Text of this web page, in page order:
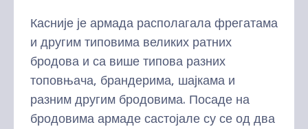
Касније је армада располагала фрегатама
и другим типовима великих ратних
бродова и са више типова разних
топовњача, брандерима, шајкама и
разним другим бродовима. Посаде на
бродовима армаде састојале су се од два